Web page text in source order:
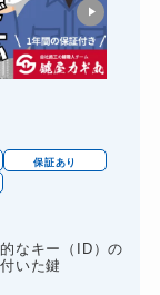
保証あり
なキー（ID）の
いた鍵